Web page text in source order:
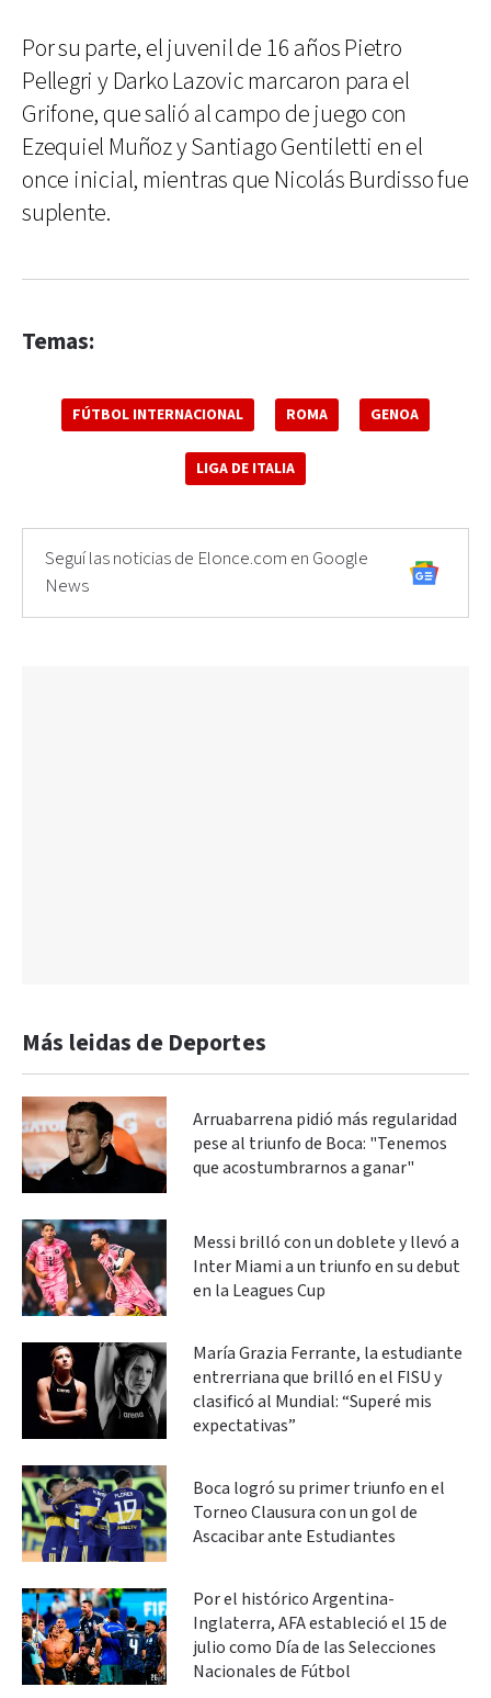
Por su parte, el juvenil de 16 años Pietro
Pellegri y Darko Lazovic marcaron para el
Grifone, que salió al campo de juego con
Ezequiel Muñoz y Santiago Gentiletti en el
once inicial, mientras que Nicolás Burdisso fue
suplente.
Temas:
FÚTBOL INTERNACIONAL ROMA GENOA
LIGA DE ITALIA
Seguí las noticias de Elonce.com en Google
News
Más leidas de Deportes
Arruabarrena pidió más regularidad
pese al triunfo de Boca: "Tenemos
que acostumbrarnos a ganar"
Messi brilló con un doblete y llevó a
Inter Miami a un triunfo en su debut
en la Leagues Cup
María Grazia Ferrante, la estudiante
entrerriana que brilló en el FISU y
clasificó al Mundial: “Superé mis
expectativas”
Boca logró su primer triunfo en el
Torneo Clausura con un gol de
Ascacibar ante Estudiantes
Por el histórico Argentina-
Inglaterra, AFA estableció el 15 de
julio como Día de las Selecciones
Nacionales de Fútbol